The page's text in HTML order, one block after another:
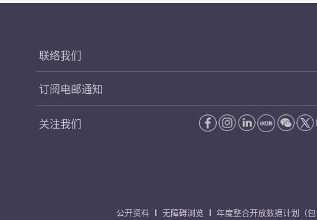
联络我们
订阅电邮通知
关注我们
公开资料 无障碍浏览 年度整合开放数据计划（包